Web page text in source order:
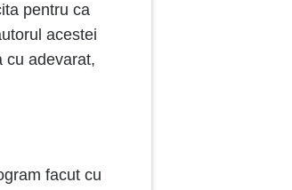
pentru ca
acestei
cu adevarat,
facut cu